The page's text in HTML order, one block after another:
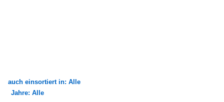
auch einsortiert in: Alle
Jahre: Alle